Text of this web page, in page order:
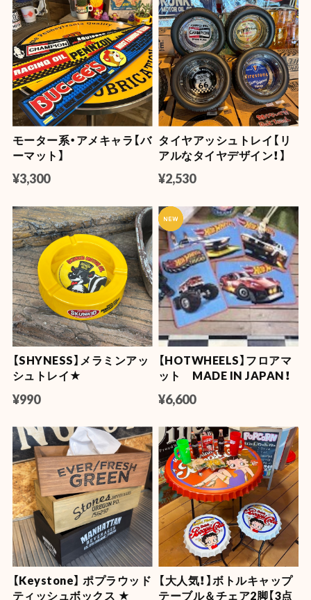
モーター系・アメキャラ【バ
ーマット】
¥3,300
タイヤアッシュトレイ【リ
アルなタイヤデザイン！】
¥2,530
【SHYNESS】メラミンアッ
シュトレイ★
¥990
【HOTWHEELS】フロアマ
ット MADE IN JAPAN！
¥6,600
【Keystone】 ポプラウッド
ティッシュボックス ★
【大人気！】ボトルキャップ
テーブル＆チェア2脚【3点